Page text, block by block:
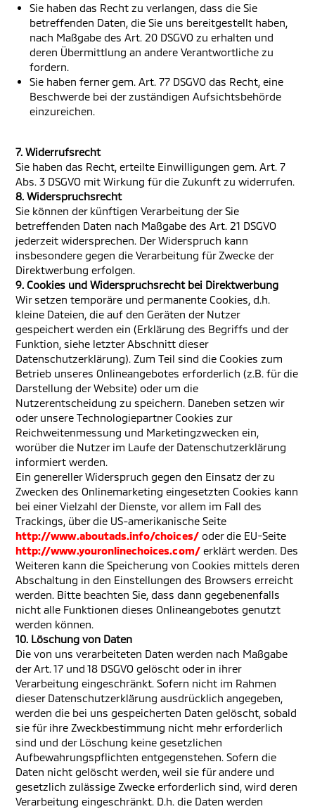
Sie haben das Recht zu verlangen, dass die Sie
betreffenden Daten, die Sie uns bereitgestellt haben,
nach Maßgabe des Art. 20 DSGVO zu erhalten und
deren Übermittlung an andere Verantwortliche zu
fordern.
Sie haben ferner gem. Art. 77 DSGVO das Recht, eine
Beschwerde bei der zuständigen Aufsichtsbehörde
einzureichen.
7. Widerrufsrecht
Sie haben das Recht, erteilte Einwilligungen gem. Art. 7
Abs. 3 DSGVO mit Wirkung für die Zukunft zu widerrufen.
8. Widerspruchsrecht
Sie können der künftigen Verarbeitung der Sie
betreffenden Daten nach Maßgabe des Art. 21 DSGVO
jederzeit widersprechen. Der Widerspruch kann
insbesondere gegen die Verarbeitung für Zwecke der
Direktwerbung erfolgen.
9. Cookies und Widerspruchsrecht bei Direktwerbung
Wir setzen temporäre und permanente Cookies, d.h.
kleine Dateien, die auf den Geräten der Nutzer
gespeichert werden ein (Erklärung des Begriffs und der
Funktion, siehe letzter Abschnitt dieser
Datenschutzerklärung). Zum Teil sind die Cookies zum
Betrieb unseres Onlineangebotes erforderlich (z.B. für die
Darstellung der Website) oder um die
Nutzerentscheidung zu speichern. Daneben setzen wir
oder unsere Technologiepartner Cookies zur
Reichweitenmessung und Marketingzwecken ein,
worüber die Nutzer im Laufe der Datenschutzerklärung
informiert werden.
Ein genereller Widerspruch gegen den Einsatz der zu
Zwecken des Onlinemarketing eingesetzten Cookies kann
bei einer Vielzahl der Dienste, vor allem im Fall des
Trackings, über die US-amerikanische Seite
http://www.aboutads.info/choices/oder die EU-Seite
http://www.youronlinechoices.com/erklärt werden. Des
Weiteren kann die Speicherung von Cookies mittels deren
Abschaltung in den Einstellungen des Browsers erreicht
werden. Bitte beachten Sie, dass dann gegebenenfalls
nicht alle Funktionen dieses Onlineangebotes genutzt
werden können.
10. Löschung von Daten
Die von uns verarbeiteten Daten werden nach Maßgabe
der Art. 17 und 18 DSGVO gelöscht oder in ihrer
Verarbeitung eingeschränkt. Sofern nicht im Rahmen
dieser Datenschutzerklärung ausdrücklich angegeben,
werden die bei uns gespeicherten Daten gelöscht, sobald
sie für ihre Zweckbestimmung nicht mehr erforderlich
sind und der Löschung keine gesetzlichen
Aufbewahrungspflichten entgegenstehen. Sofern die
Daten nicht gelöscht werden, weil sie für andere und
gesetzlich zulässige Zwecke erforderlich sind, wird deren
Verarbeitung eingeschränkt. D.h. die Daten werden